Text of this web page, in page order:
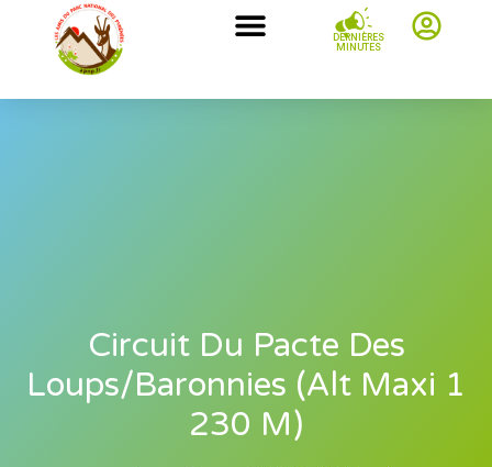
DERNIÈRES
MINUTES
Circuit Du Pacte Des
Loups/Baronnies (alt Maxi 1
230 M)